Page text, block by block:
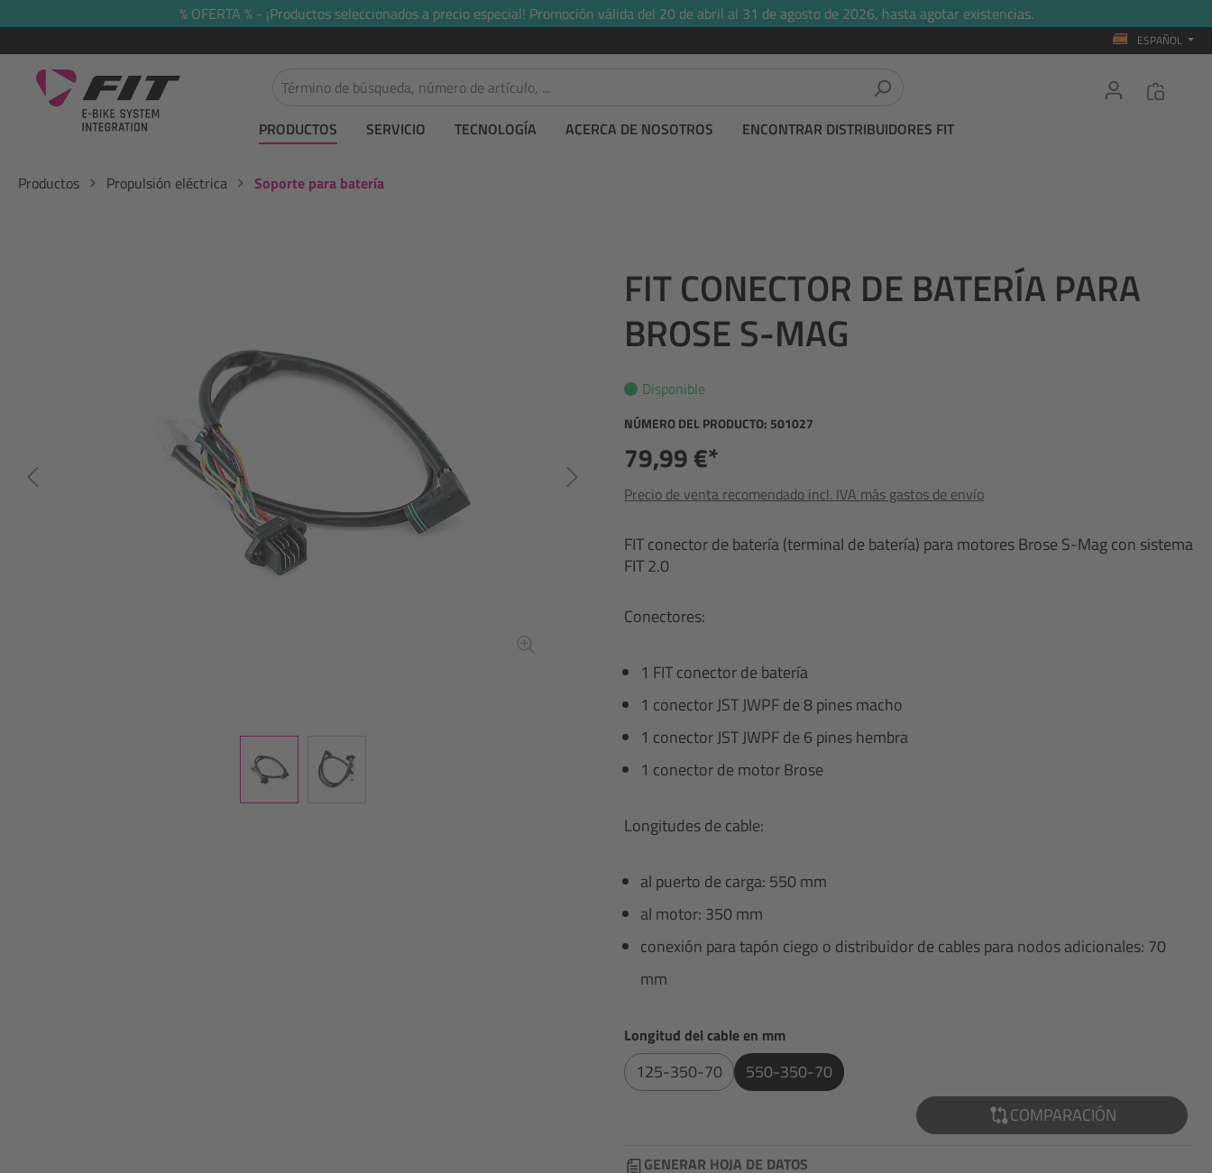
Saltar a la navegación principal% OFERTA % - ¡Productos seleccionados a precio especial! Promoción válida del 20 de abril al 31 de agosto de 2026, hasta agotar existencias.
ESPAÑOL
PRODUCTOS SERVICIO TECNOLOGÍA ACERCA DE NOSOTROS ENCONTRAR DISTRIBUIDORES FIT
Productos Propulsión eléctrica Soporte para batería
FIT CONECTOR DE BATERÍA PARA
BROSE S-MAG
Disponible
NÚMERO DEL PRODUCTO: 501027
79,99 €*
Precio de venta recomendado incl. IVA más gastos de envío
FIT conector de batería (terminal de batería) para motores Brose S-Mag con sistema
FIT 2.0
Conectores:
1 FIT conector de batería
1 conector JST JWPF de 8 pines macho
1 conector JST JWPF de 6 pines hembra
1 conector de motor Brose
Longitudes de cable:
al puerto de carga: 550 mm
al motor: 350 mm
conexión para tapón ciego o distribuidor de cables para nodos adicionales: 70
mm
Seleccione
Longitud del cable en mm
125-350-70
550-350-70
COMPARACIÓN
GENERAR HOJA DE DATOS